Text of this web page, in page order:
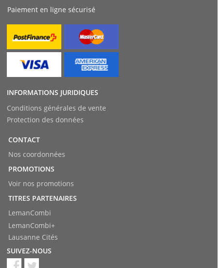
Paiement en ligne sécurisé
INFORMATIONS JURIDIQUES
Conditions générales de vente
Protection des données
CONTACT
Nos coordonnées
PROMOTIONS
Voir nos promotions
TITRES PARTENAIRES
LemanCombi
LemanCombi+
Lausanne Cités
SUIVEZ-NOUS